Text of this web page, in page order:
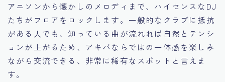
アニソンから懐かしのメロディまで、ハイセンスなDJ
たちがフロアをロックします。一般的なクラブに抵抗
がある人でも、知っている曲が流れれば自然とテンシ
ョンが上がるため、アキバならではの一体感を楽しみ
ながら交流できる、非常に稀有なスポットと言えま
す。